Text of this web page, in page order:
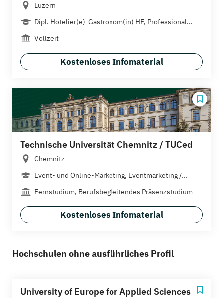
Luzern
Dipl. Hotelier(e)-Gastronom(in) HF, Professional...
Vollzeit
Kostenloses Infomaterial
Technische Universität Chemnitz / TUCed
Chemnitz
Event- und Online-Marketing, Eventmarketing /...
Fernstudium, Berufsbegleitendes Präsenzstudium
Kostenloses Infomaterial
Hochschulen ohne ausführliches Profil
University of Europe for Applied Sciences